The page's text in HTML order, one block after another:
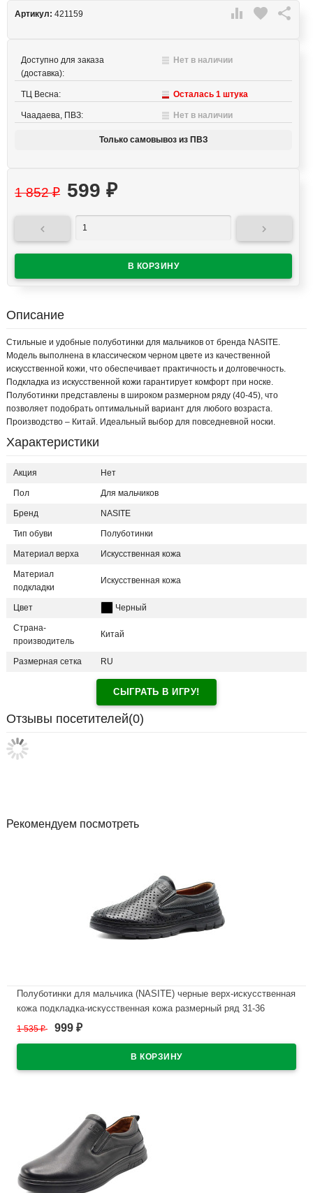
 favorite 
Артикул: 421159
Доступно для заказа
(доставка):
Нет в наличии
ТЦ Весна: Осталась 1 штука
Чаадаева, ПВЗ: Нет в наличии
Только самовывоз из ПВЗ
1 852₽ 599 ₽
 
Описание
Стильные и удобные полуботинки для мальчиков от бренда NASITE.
Модель выполнена в классическом черном цвете из качественной
искусственной кожи, что обеспечивает практичность и долговечность.
Подкладка из искусственной кожи гарантирует комфорт при носке.
Полуботинки представлены в широком размерном ряду (40-45), что
позволяет подобрать оптимальный вариант для любого возраста.
Производство – Китай. Идеальный выбор для повседневной носки.
Характеристики
Акция Нет
Пол Для мальчиков
Бренд NASITE
Тип обуви Полуботинки
Материал верха Искусственная кожа
Материал
подкладки
Искусственная кожа
Цвет Черный
Страна-
производитель
Китай
Размерная сетка RU
СЫГРАТЬ В ИГРУ!
Отзывы посетителей(0)
Рекомендуем посмотреть
Полуботинки для мальчика (NASITE) черные верх-искусственная
кожа подкладка-искусственная кожа размерный ряд 31-36
арт.chj-LZ07-1C
1 535₽ 999 ₽